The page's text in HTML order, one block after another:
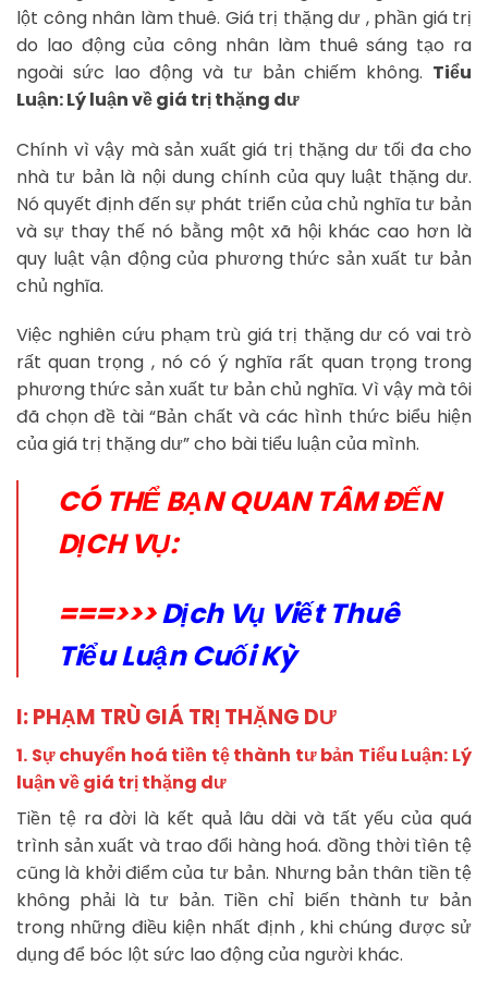
lột công nhân làm thuê. Giá trị thặng dư , phần giá trị
do lao động của công nhân làm thuê sáng tạo ra
ngoài sức lao động và tư bản chiếm không. Tiểu
Luận: Lý luận về giá trị thặng dư
Chính vì vậy mà sản xuất giá trị thặng dư tối đa cho
nhà tư bản là nội dung chính của quy luật thặng dư.
Nó quyết định đến sự phát triển của chủ nghĩa tư bản
và sự thay thế nó bằng một xã hội khác cao hơn là
quy luật vận động của phương thức sản xuất tư bản
chủ nghĩa.
Việc nghiên cứu phạm trù giá trị thặng dư có vai trò
rất quan trọng , nó có ý nghĩa rất quan trọng trong
phương thức sản xuất tư bản chủ nghĩa. Vì vậy mà tôi
đã chọn đề tài “Bản chất và các hình thức biểu hiện
của giá trị thặng dư” cho bài tiểu luận của mình.
CÓ THỂ BẠN QUAN TÂM ĐẾN
DỊCH VỤ:
===>>>Dịch Vụ Viết Thuê
Tiểu Luận Cuối Kỳ
I: PHẠM TRÙ GIÁ TRỊ THẶNG DƯ
1. Sự chuyển hoá tiền tệ thành tư bản Tiểu Luận: Lý
luận về giá trị thặng dư
Tiền tệ ra đời là kết quả lâu dài và tất yếu của quá
trình sản xuất và trao đổi hàng hoá. đồng thời tìên tệ
cũng là khởi điểm của tư bản. Nhưng bản thân tiền tệ
không phải là tư bản. Tiền chỉ biến thành tư bản
trong những điều kiện nhất định , khi chúng được sử
dụng để bóc lột sức lao động của người khác.